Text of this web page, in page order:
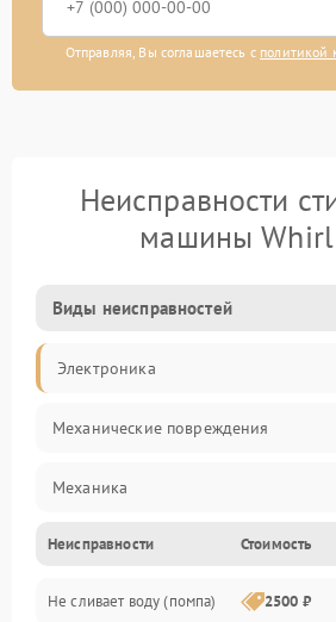
Отправляя, Вы соглашаетесь с политикой
Неисправности
машины
Виды неисправностей
Электроника
Механические повреждения
Механика
Электропитание
Водоснабжение
Неисправности Стоимость
Не сливает воду (помпа) 2500 ₽